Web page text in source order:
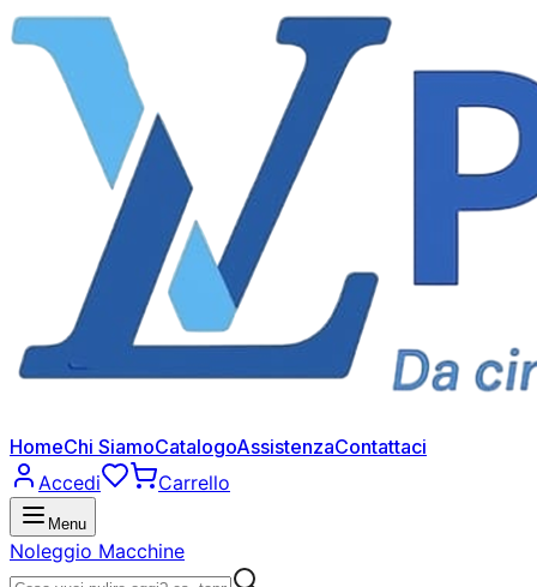
HomeChi SiamoCatalogoAssistenzaContattaci
Accedi
Carrello
Menu
Noleggio Macchine